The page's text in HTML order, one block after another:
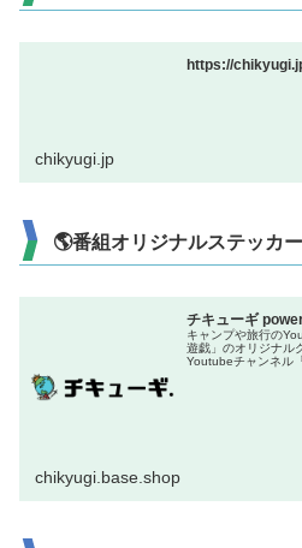
https://
chikyugi.jp
🌎番組オリジナルステッカー
チキューギ
キャンプや旅行の
遊戯」のオリジナル
Youtubeチャンネル
chikyugi.base.shop